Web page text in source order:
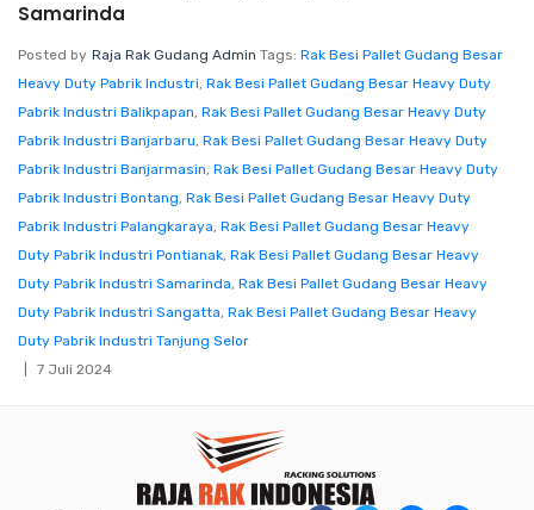
Samarinda
Posted by Raja Rak Gudang Admin Tags: Rak Besi Pallet Gudang Besar
Heavy Duty Pabrik Industri, Rak Besi Pallet Gudang Besar Heavy Duty
Pabrik Industri Balikpapan, Rak Besi Pallet Gudang Besar Heavy Duty
Pabrik Industri Banjarbaru, Rak Besi Pallet Gudang Besar Heavy Duty
Pabrik Industri Banjarmasin, Rak Besi Pallet Gudang Besar Heavy Duty
Pabrik Industri Bontang, Rak Besi Pallet Gudang Besar Heavy Duty
Pabrik Industri Palangkaraya, Rak Besi Pallet Gudang Besar Heavy
Duty Pabrik Industri Pontianak, Rak Besi Pallet Gudang Besar Heavy
Duty Pabrik Industri Samarinda, Rak Besi Pallet Gudang Besar Heavy
Duty Pabrik Industri Sangatta, Rak Besi Pallet Gudang Besar Heavy
Duty Pabrik Industri Tanjung Selor
7 Juli 2024